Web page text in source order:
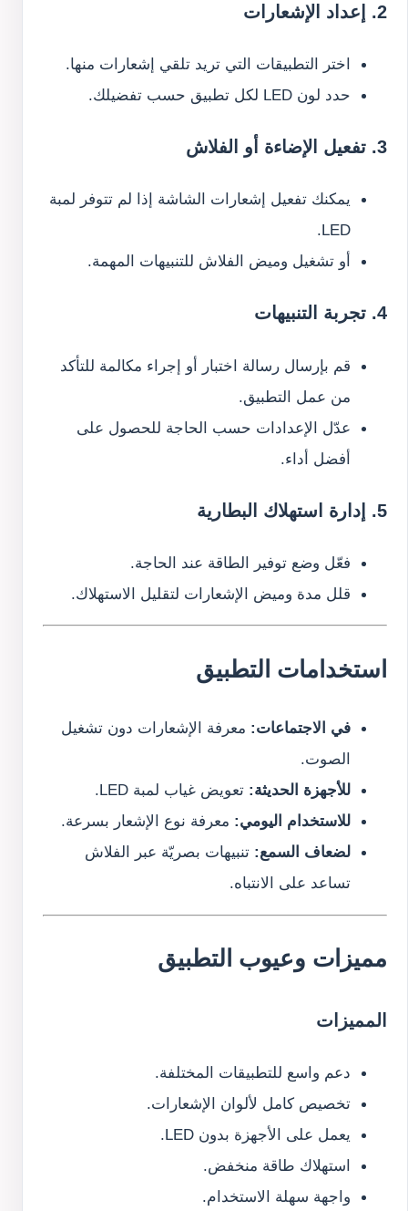
2. إعداد الإشعارات
اختر التطبيقات التي تريد تلقي إشعارات منها.
حدد لون LED لكل تطبيق حسب تفضيلك.
3. تفعيل الإضاءة أو الفلاش
يمكنك تفعيل إشعارات الشاشة إذا لم تتوفر لمبة
LED.
أو تشغيل وميض الفلاش للتنبيهات المهمة.
4. تجربة التنبيهات
قم بإرسال رسالة اختبار أو إجراء مكالمة للتأكد
من عمل التطبيق.
عدّل الإعدادات حسب الحاجة للحصول على
أفضل أداء.
5. إدارة استهلاك البطارية
فعّل وضع توفير الطاقة عند الحاجة.
قلل مدة وميض الإشعارات لتقليل الاستهلاك.
استخدامات التطبيق
في الاجتماعات: معرفة الإشعارات دون تشغيل
الصوت.
للأجهزة الحديثة: تعويض غياب لمبة LED.
للاستخدام اليومي: معرفة نوع الإشعار بسرعة.
لضعاف السمع: تنبيهات بصريّة عبر الفلاش
تساعد على الانتباه.
مميزات وعيوب التطبيق
المميزات
دعم واسع للتطبيقات المختلفة.
تخصيص كامل لألوان الإشعارات.
يعمل على الأجهزة بدون LED.
استهلاك طاقة منخفض.
واجهة سهلة الاستخدام.